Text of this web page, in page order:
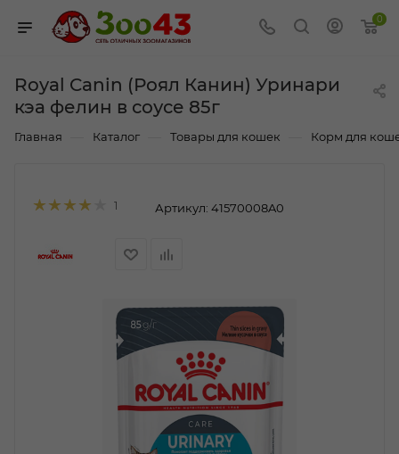
0
Royal Canin (Роял Канин) Уринари
кэа фелин в соусе 85г
Главная Каталог Товары для кошек Корм для
1 Артикул: 41570008A0